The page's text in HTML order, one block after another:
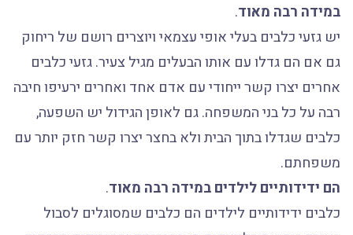
במידה רבה מאוד.
יש גזעי כלבים בעלי אופי עצמאי ויוצרים רושם של ריחוק
גם אם הם גדלו עם אותו הבעלים מגיל צעיר. גזעי כלבים
אחרים יצרו קשר ייחודי עם אדם אחד ואחרים ירעיפו חיבה
רבה על כל בני המשפחה. גם לאופן הגידול יש השפעה,
כלבים שגדלו בתוך הבית ולא בחצר יצרו קשר חזק יותר עם
משפחתם.
הם ידידותיים לילדים במידה רבה מאוד.
כלבים ידידותיים לילדים הם כלבים שמסוגלים לסבול